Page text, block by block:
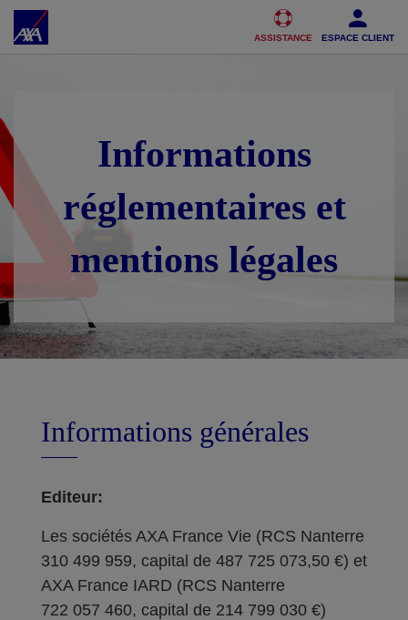
Accéder au Contenu Accéder au Pied de page
ASSISTANCE ESPACE CLIENT
Informations
réglementaires et
mentions légales
Informations générales
Editeur:
Les sociétés AXA France Vie (RCS Nanterre
310 499 959, capital de 487 725 073,50 €) et
AXA France IARD (RCS Nanterre
722 057 460, capital de 214 799 030 €)